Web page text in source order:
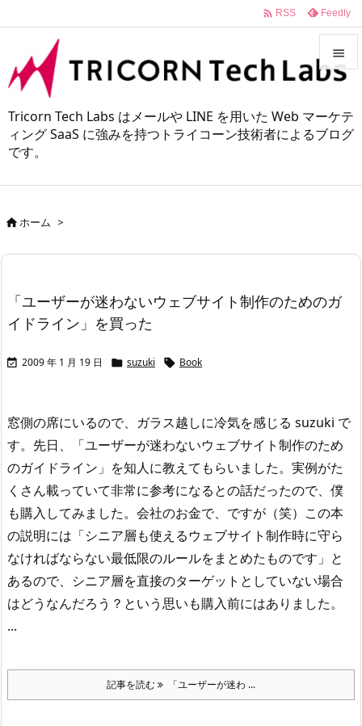
Tricorn Tech Labs はメールや LINE を用いた Web マーケテ
ィング SaaS に強みを持つトライコーン技術者によるブログ
です。



 RSS Feedly
ホーム >
「ユーザーが迷わないウェブサイト制作のためのガ
イドライン」を買った
 2009 年 1 月 19 日  suzuki  Book
窓側の席にいるので、ガラス越しに冷気を感じる suzuki で
す。 先日、「ユーザーが迷わないウェブサイト制作のため
のガイドライン」を知人に教えてもらいました。実例がた
くさん載っていて非常に参考になるとの話だったので、僕
も購入してみました。会社のお金で、ですが（笑） この本
の説明には「シニア層も使えるウェブサイト制作時に守ら
なければならない最低限のルールをまとめたものです」と
あるので、シニア層を直接のターゲットとしていない場合
はどうなんだろう？という思いも購入前にはありました。
...
記事を読む 「ユーザーが迷わ ...